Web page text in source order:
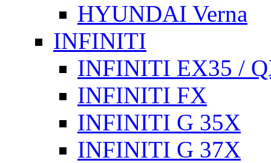
HYUNDAI Verna
INFINITI
INFINITI EX35 /
INFINITI FX
INFINITI G 35X
INFINITI G 37X